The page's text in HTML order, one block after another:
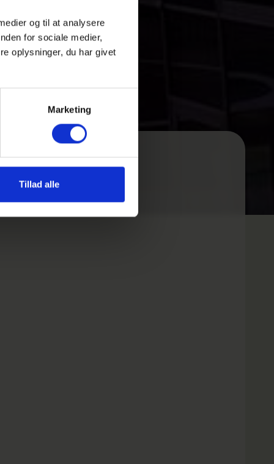
og til at analysere
for sociale medier,
oplysninger, du har givet
Marketing
Tillad alle